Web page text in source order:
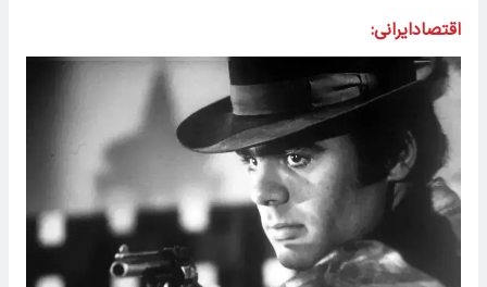
اقتصادایرانی: